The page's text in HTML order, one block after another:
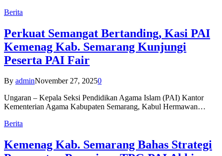
Berita
Perkuat Semangat Bertanding, Kasi PAI
Kemenag Kab. Semarang Kunjungi
Peserta PAI Fair
By adminNovember 27, 20250
Ungaran – Kepala Seksi Pendidikan Agama Islam (PAI) Kantor
Kementerian Agama Kabupaten Semarang, Kabul Hermawan…
Berita
Kemenag Kab. Semarang Bahas Strategi